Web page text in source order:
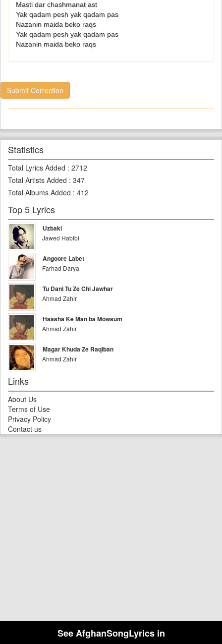
See AfghanSongLyrics in
Masti dar chashmanat ast
Yak qadam pesh yak qadam pas
Nazanin maida beko raqs
Yak qadam pesh yak qadam pas
Nazanin maida beko raqs
Submit Correction
Statistics
Total Lyrics Added : 2712
Total Artists Added : 347
Total Albums Added : 412
Top 5 Lyrics
Uzbaki
Jawed Habibi
Angoore Labet
Farhad Darya
Tu Dani Tu Ze Chi Jawhar
Ahmad Zahir
Haasha Ke Man ba Mowsum
Ahmad Zahir
Magar Khuda Ze Raqiban
Ahmad Zahir
Links
About Us
Terms of Use
Privacy Policy
Contact us